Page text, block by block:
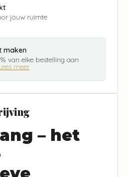
jouw ruimte
maken
van elke bestelling aan
meer
– het